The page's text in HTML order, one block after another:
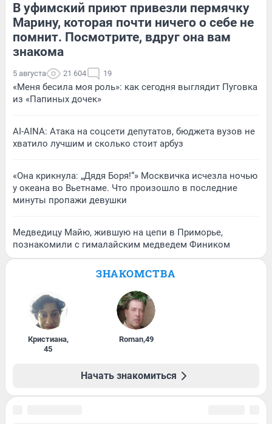
В уфимский приют привезли пермячку
Марину, которая почти ничего о себе не
помнит. Посмотрите, вдруг она вам
знакома
5 августа 21 604 19
«Меня бесила моя роль»: как сегодня выглядит Пуговка
из «Папиных дочек»
AI-AINA: Атака на соцсети депутатов, бюджета вузов не
хватило лучшим и сколько стоит арбуз
«Она крикнула: „Дядя Боря!“» Москвичка исчезла ночью
у океана во Вьетнаме. Что произошло в последние
минуты пропажи девушки
Медведицу Майю, жившую на цепи в Приморье,
познакомили с гималайским медведем Фиником
ЗНАКОМСТВА
Кристиана,
45
Roman,49
Начать знакомиться